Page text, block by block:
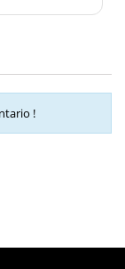
!